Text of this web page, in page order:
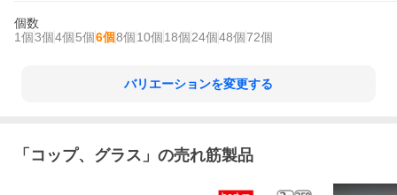
個数
1個3個4個5個6個8個10個18個24個48個72個
バリエーションを変更する
「 コップ、グラス 」の売れ筋製品